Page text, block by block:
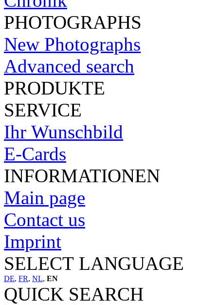
PHOTOGRAPHS
New Photographs
Advanced search
PRODUKTE
SERVICE
Ihr Wunschbild
E-Cards
INFORMATIONEN
Main page
Contact us
Imprint
SELECT LANGUAGE
DE, FR, NL, EN
QUICK SEARCH